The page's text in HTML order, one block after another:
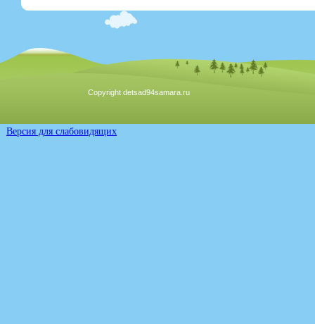
Copyright detsad94samara.ru
Версия для слабовидящих